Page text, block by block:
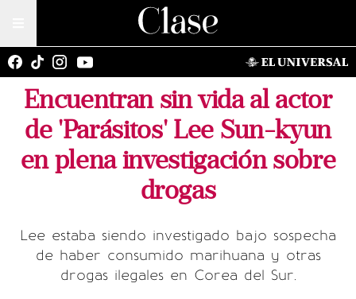
Encuentran sin vida al actor
de 'Parásitos' Lee Sun-kyun
en plena investigación sobre
drogas
Lee estaba siendo investigado bajo sospecha
de haber consumido marihuana y otras
drogas ilegales en Corea del Sur.